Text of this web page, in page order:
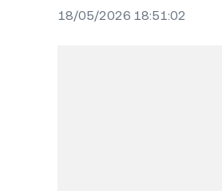
18/05/2026 18:51:02